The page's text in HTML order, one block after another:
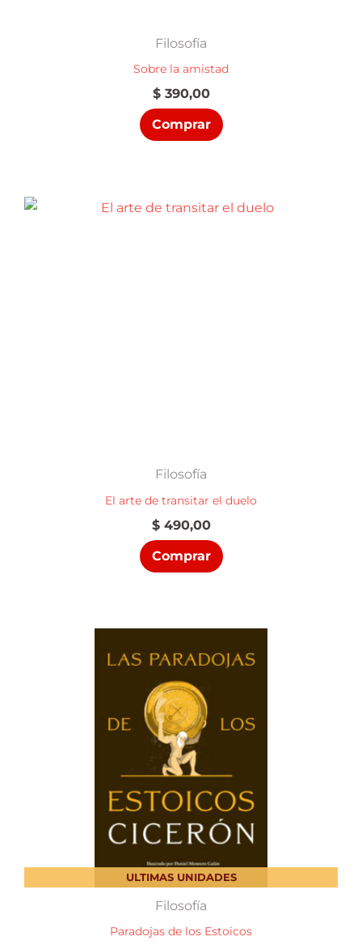
Filosofía
Sobre la amistad
$390,00
Comprar
Filosofía
El arte de transitar el duelo
$490,00
Comprar
ULTIMAS UNIDADES
Filosofía
Paradojas de los Estoicos